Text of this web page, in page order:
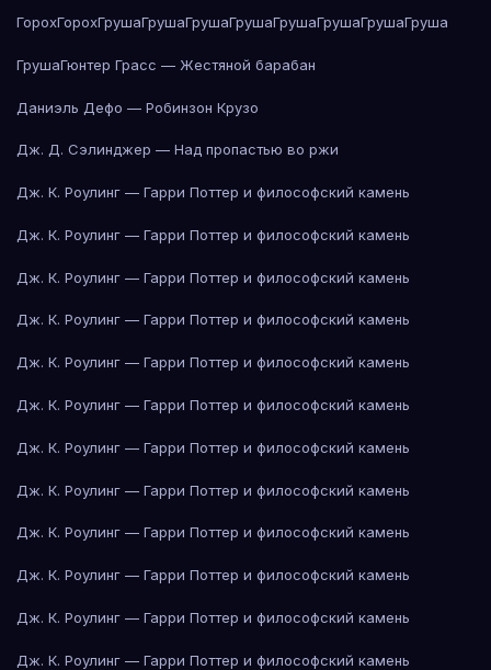
ГорохГорохГрушаГрушаГрушаГрушаГрушаГрушаГрушаГруша
ГрушаГюнтер Грасс — Жестяной барабан
Даниэль Дефо — Робинзон Крузо
Дж. Д. Сэлинджер — Над пропастью во ржи
Дж. К. Роулинг — Гарри Поттер и философский камень
Дж. К. Роулинг — Гарри Поттер и философский камень
Дж. К. Роулинг — Гарри Поттер и философский камень
Дж. К. Роулинг — Гарри Поттер и философский камень
Дж. К. Роулинг — Гарри Поттер и философский камень
Дж. К. Роулинг — Гарри Поттер и философский камень
Дж. К. Роулинг — Гарри Поттер и философский камень
Дж. К. Роулинг — Гарри Поттер и философский камень
Дж. К. Роулинг — Гарри Поттер и философский камень
Дж. К. Роулинг — Гарри Поттер и философский камень
Дж. К. Роулинг — Гарри Поттер и философский камень
Дж. К. Роулинг — Гарри Поттер и философский камень